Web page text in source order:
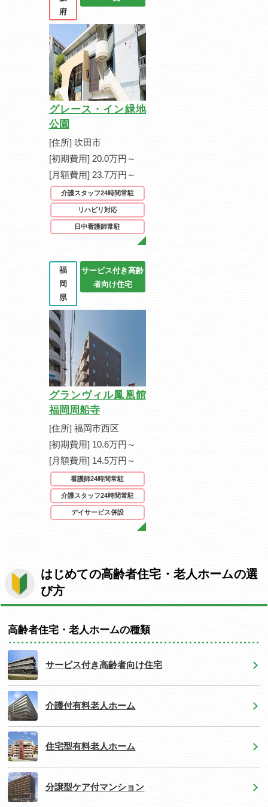
府
グレース・イン緑地
公園
[住所] 吹田市
[初期費用] 20.0万円～
[月額費用] 23.7万円～
介護スタッフ24時間常駐
リハビリ対応
日中看護師常駐
福
岡
県
サービス付き高齢
者向け住宅
グランヴィル鳳凰館
福岡周船寺
[住所] 福岡市西区
[初期費用] 10.6万円～
[月額費用] 14.5万円～
看護師24時間常駐
介護スタッフ24時間常駐
デイサービス併設
はじめての高齢者住宅・老人ホームの選
び方
高齢者住宅・老人ホームの種類
サービス付き高齢者向け住宅
介護付有料老人ホーム
住宅型有料老人ホーム
分譲型ケア付マンション